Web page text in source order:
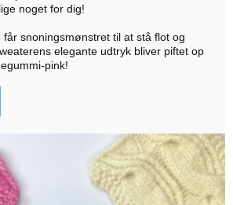
noget for dig!
får snoningsmønstret til at stå flot og
elegante udtryk bliver piftet op
pink!